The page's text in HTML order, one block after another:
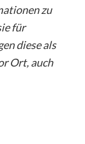
zu
für
diese als
Ort, auch